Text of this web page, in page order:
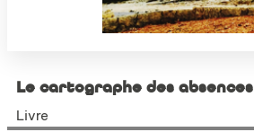
Le cartographe des absences
Livre